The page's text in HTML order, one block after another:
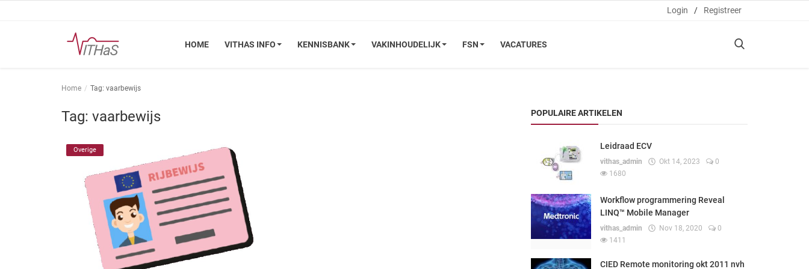
Login / Registreer
HOME VITHAS INFO KENNISBANK VAKINHOUDELIJK FSN VACATURES
Home Tag: vaarbewijs
Tag: vaarbewijs
Overige
POPULAIRE ARTIKELEN
Leidraad ECV
vithas_admin Okt 14, 2023
0
1680
Workflow programmering Reveal
LINQ™ Mobile Manager
vithas_admin Nov 18, 2020
0
1411
CIED Remote monitoring okt 2011 nvh